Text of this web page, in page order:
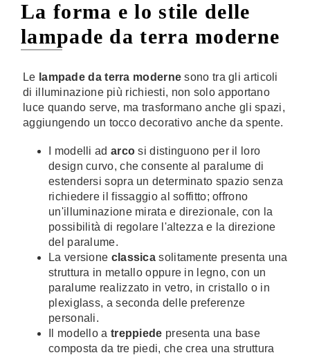
La forma e lo stile delle
lampade da terra moderne
Le lampade da terra moderne sono tra gli articoli
di illuminazione più richiesti, non solo apportano
luce quando serve, ma trasformano anche gli spazi,
aggiungendo un tocco decorativo anche da spente.
I modelli ad arco si distinguono per il loro
design curvo, che consente al paralume di
estendersi sopra un determinato spazio senza
richiedere il fissaggio al soffitto; offrono
un'illuminazione mirata e direzionale, con la
possibilità di regolare l'altezza e la direzione
del paralume.
La versione classica solitamente presenta una
struttura in metallo oppure in legno, con un
paralume realizzato in vetro, in cristallo o in
plexiglass, a seconda delle preferenze
personali.
Il modello a treppiede presenta una base
composta da tre piedi, che crea una struttura